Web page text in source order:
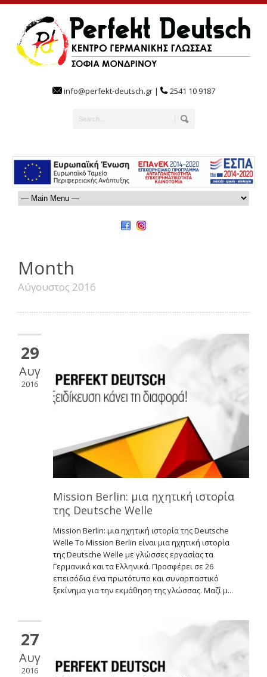
info@perfekt-deutsch.gr | 2541 10 9187
Month
Αύγουστος 2016
29
Αυγ
2016
Mission Berlin: μια ηχητική ιστορία
της Deutsche Welle
Mission Berlin: μια ηχητική ιστορία της Deutsche
Welle To Mission Berlin είναι μια ηχητική ιστορία
της Deutsche Welle με γλώσσες εργασίας τα
Γερμανικά και τα Ελληνικά. Προσφέρει σε 26
επεισόδια ένα πρωτότυπο και συναρπαστικό
ξεκίνημα για την εκμάθηση της γλώσσας. Μαζί μ...
27
Αυγ
2016